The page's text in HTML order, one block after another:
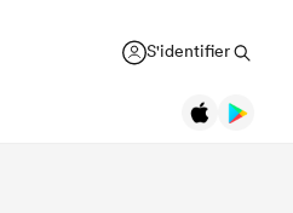
S'identifier